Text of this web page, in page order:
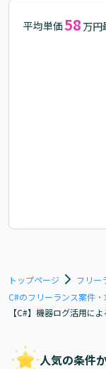
平均単価58 万円
トップページ
フリー
C#のフリーランス案件・
【C#】機器ログ活用に
人気の条件